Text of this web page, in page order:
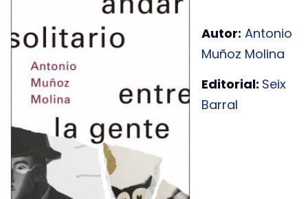
Autor: Antonio
Muñoz Molina
Editorial: Seix
Barral